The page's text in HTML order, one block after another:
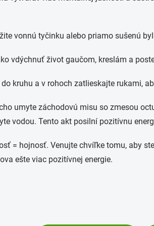
vonnú tyčinku alebo priamo sušenú
vdýchnuť život gaučom, kreslám a
kruhu a v rohoch zatlieskajte rukami,
umyte záchodovú misu so zmesou
vodou. Tento akt posilní pozitívnu
= hojnosť. Venujte chvíľke tomu, aby
ešte viac pozitívnej energie.